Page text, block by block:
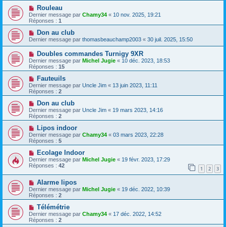
Rouleau
Dernier message par Chamy34 « 10 nov. 2025, 19:21
Réponses : 1
Don au club
Dernier message par thomasbeauchamp2003 « 30 juil. 2025, 15:50
Doubles commandes Turnigy 9XR
Dernier message par Michel Jugie « 10 déc. 2023, 18:53
Réponses : 15
Fauteuils
Dernier message par Uncle Jim « 13 juin 2023, 11:11
Réponses : 2
Don au club
Dernier message par Uncle Jim « 19 mars 2023, 14:16
Réponses : 2
Lipos indoor
Dernier message par Chamy34 « 03 mars 2023, 22:28
Réponses : 5
Ecolage Indoor
Dernier message par Michel Jugie « 19 févr. 2023, 17:29
Réponses : 42 1 2 3
Alarme lipos
Dernier message par Michel Jugie « 19 déc. 2022, 10:39
Réponses : 2
Télémétrie
Dernier message par Chamy34 « 17 déc. 2022, 14:52
Réponses : 2